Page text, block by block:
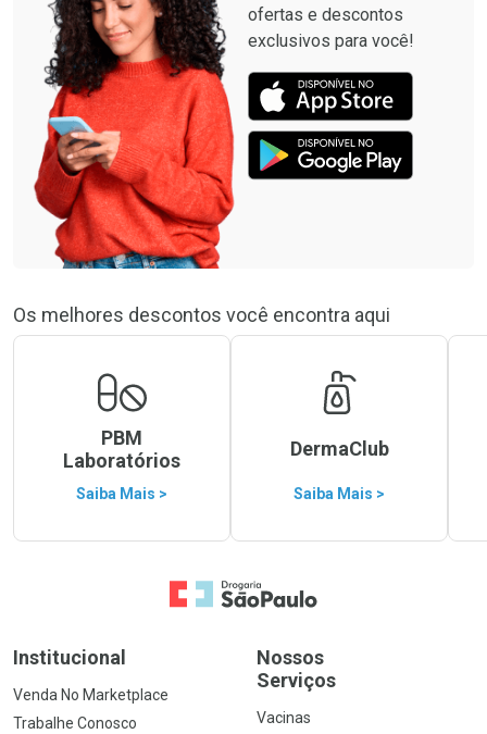
ofertas e descontos
exclusivos para você!
Os melhores descontos você encontra aqui
PBM
Laboratórios
Saiba Mais >
DermaClub
Saiba Mais >
Ir para a Home
Institucional
Venda No Marketplace
Trabalhe Conosco
Nossos
Serviços
Vacinas